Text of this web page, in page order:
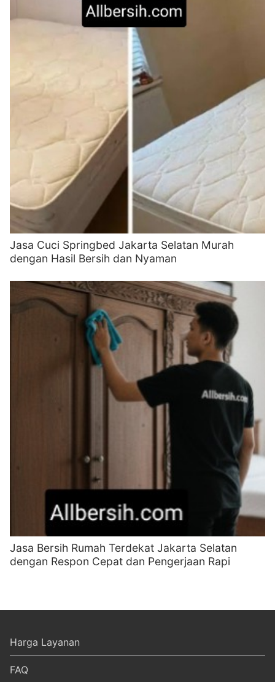
Jasa Cuci Springbed Jakarta Selatan Murah
dengan Hasil Bersih dan Nyaman
Jasa Bersih Rumah Terdekat Jakarta Selatan
dengan Respon Cepat dan Pengerjaan Rapi
Harga Layanan
FAQ